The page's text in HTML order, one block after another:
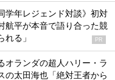
学年レジェンド対談》初対
航平が本音で語り合った競
る」
PR
オランダの超人ハリー・ラ
の太田海也「絶対王者から